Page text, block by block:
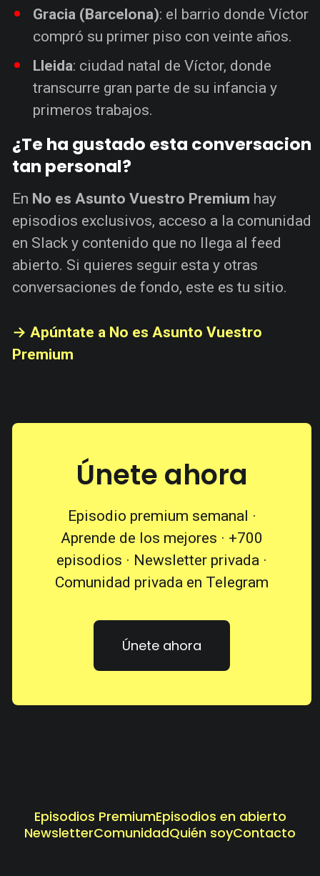
Gracia (Barcelona): el barrio donde Víctor
compró su primer piso con veinte años.
Lleida: ciudad natal de Víctor, donde
transcurre gran parte de su infancia y
primeros trabajos.
¿Te ha gustado esta conversacion
tan personal?
En No es Asunto Vuestro Premium hay
episodios exclusivos, acceso a la comunidad
en Slack y contenido que no llega al feed
abierto. Si quieres seguir esta y otras
conversaciones de fondo, este es tu sitio.
→ Apúntate a No es Asunto Vuestro
Premium
Únete ahora
Episodio premium semanal ·
Aprende de los mejores · +700
episodios · Newsletter privada ·
Comunidad privada en Telegram
Únete ahora
Episodios PremiumEpisodios en abierto
NewsletterComunidadQuién soyContacto